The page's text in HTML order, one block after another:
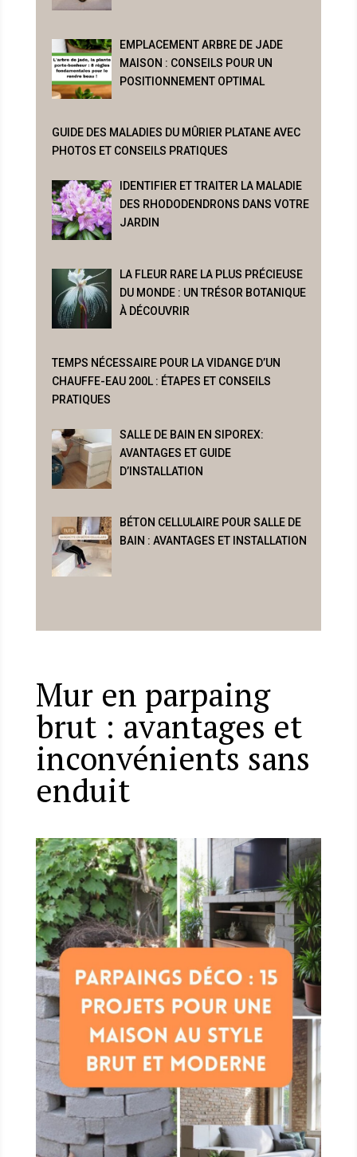
EMPLACEMENT ARBRE DE JADE
MAISON : CONSEILS POUR UN
POSITIONNEMENT OPTIMAL
GUIDE DES MALADIES DU MÛRIER PLATANE AVEC
PHOTOS ET CONSEILS PRATIQUES
IDENTIFIER ET TRAITER LA MALADIE
DES RHODODENDRONS DANS VOTRE
JARDIN
LA FLEUR RARE LA PLUS PRÉCIEUSE
DU MONDE : UN TRÉSOR BOTANIQUE
À DÉCOUVRIR
TEMPS NÉCESSAIRE POUR LA VIDANGE D’UN
CHAUFFE-EAU 200L : ÉTAPES ET CONSEILS
PRATIQUES
SALLE DE BAIN EN SIPOREX:
AVANTAGES ET GUIDE
D’INSTALLATION
BÉTON CELLULAIRE POUR SALLE DE
BAIN : AVANTAGES ET INSTALLATION
Mur en parpaing
brut : avantages et
inconvénients sans
enduit